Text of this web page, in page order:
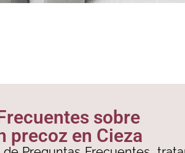
sobre
precoz en Cieza